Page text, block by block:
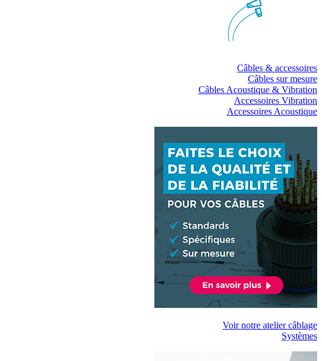
Câbles & accessoires
Câbles sur mesure
Câbles Acoustique & Vibration
Accessoires Vibration
Accessoires Acoustique
Voir notre atelier câblage
Systèmes